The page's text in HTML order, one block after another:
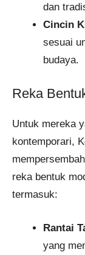
dan
Cincin
sesuai
budaya.​
Reka
Untuk mereka
kontemporari,
reka bentuk
termasuk:
Rantai
yang